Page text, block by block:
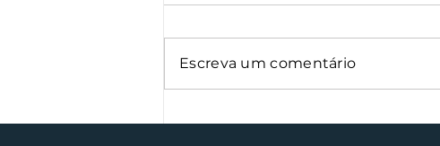
Escreva um comentário